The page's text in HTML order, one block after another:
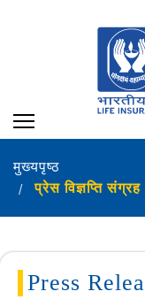
मुख्यपृष्ठ
प्रेस विज्ञप्ति संग्रह
Press